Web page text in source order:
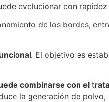
evolucionar con
de los bordes,
. El objetivo es
combinarse con el
la generación de